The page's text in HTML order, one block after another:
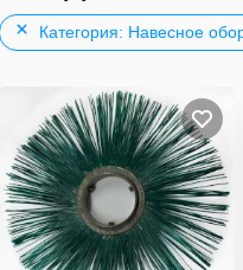
Категория: Навесное